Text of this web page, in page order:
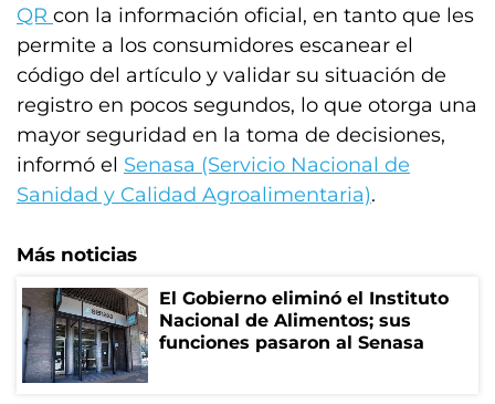
QR con la información oficial, en tanto que les
permite a los consumidores escanear el
código del artículo y validar su situación de
registro en pocos segundos, lo que otorga una
mayor seguridad en la toma de decisiones,
informó el Senasa (Servicio Nacional de
Sanidad y Calidad Agroalimentaria).
Más noticias
El Gobierno eliminó el Instituto
Nacional de Alimentos; sus
funciones pasaron al Senasa